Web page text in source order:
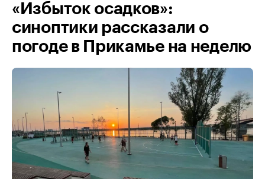
«Избыток осадков»:
синоптики рассказали о
погоде в Прикамье на неделю